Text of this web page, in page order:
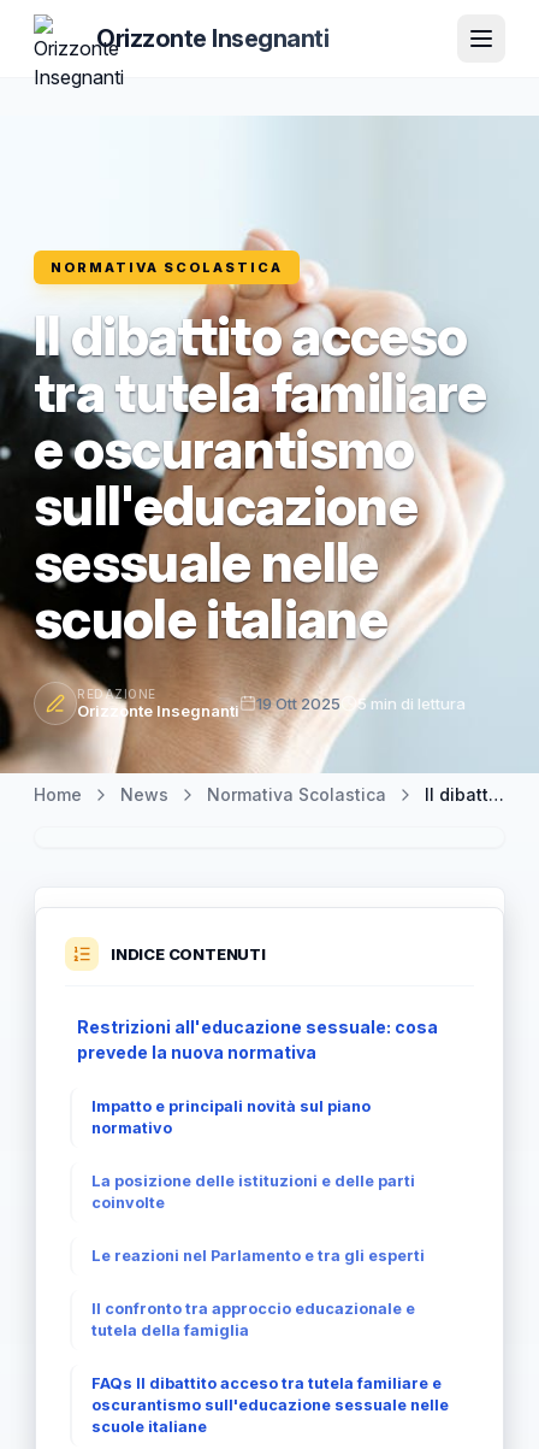
Orizzonte Insegnanti
NORMATIVA SCOLASTICA
Il dibattito acceso
tra tutela familiare
e oscurantismo
sull'educazione
sessuale nelle
scuole italiane
REDAZIONE
Orizzonte Insegnanti 19 Ott 2025 5 min di lettura
Home News Normativa Scolastica Il dibattito acceso tra tutela familiare e oscurantismo sull'educazione sessuale nelle scuole italiane
INDICE CONTENUTI
Restrizioni all'educazione sessuale: cosa
prevede la nuova normativa
Impatto e principali novità sul piano
normativo
La posizione delle istituzioni e delle parti
coinvolte
Le reazioni nel Parlamento e tra gli esperti
Il confronto tra approccio educazionale e
tutela della famiglia
FAQs Il dibattito acceso tra tutela familiare e
oscurantismo sull'educazione sessuale nelle
scuole italiane